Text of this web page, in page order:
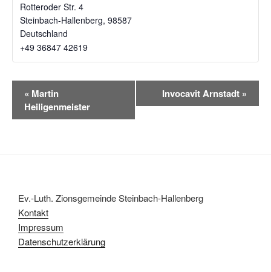
Rotteroder Str. 4
Steinbach-Hallenberg, 98587
Deutschland
+49 36847 42619‬
r
« Martin
Heiligenmeister
Invocavit Arnstadt »
Ev.-Luth. Zionsgemeinde Steinbach-Hallenberg
Kontakt
Impressum
Datenschutzerklärung